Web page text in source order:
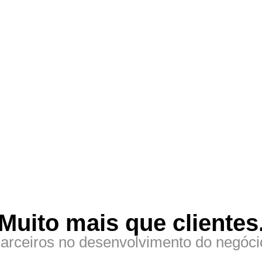
mais que
no desenvolvimento do